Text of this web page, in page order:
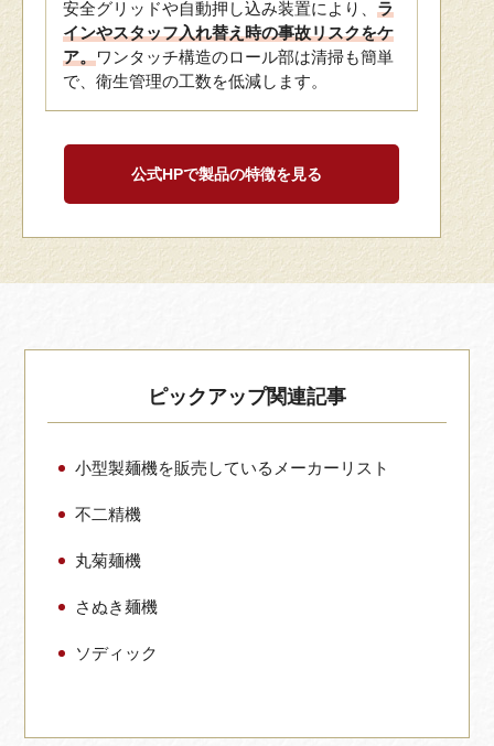
安全グリッドや自動押し込み装置により、 ラ
インやスタッフ入れ替え時の事故リスクをケ
ア。ワンタッチ構造のロール部は清掃も簡単
で、衛生管理の工数を低減します。
公式HPで製品の特徴を見る
ピックアップ関連記事
小型製麺機を販売しているメーカーリスト
不二精機
丸菊麺機
さぬき麺機
ソディック